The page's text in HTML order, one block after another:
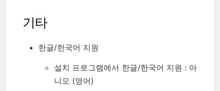
기타
한글/한국어 지원
설치 프로그램에서 한글/한국어 지원 : 아
니오 (영어)